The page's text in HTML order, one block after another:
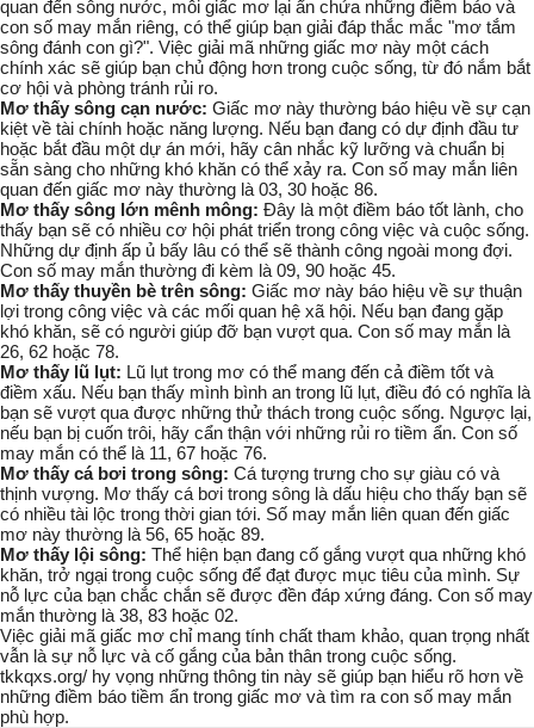
quan đến sông nước, mỗi giấc mơ lại ẩn chứa những điềm báo và
con số may mắn riêng, có thể giúp bạn giải đáp thắc mắc "mơ tắm
sông đánh con gì?". Việc giải mã những giấc mơ này một cách
chính xác sẽ giúp bạn chủ động hơn trong cuộc sống, từ đó nắm bắt
cơ hội và phòng tránh rủi ro.
Mơ thấy sông cạn nước: Giấc mơ này thường báo hiệu về sự cạn
kiệt về tài chính hoặc năng lượng. Nếu bạn đang có dự định đầu tư
hoặc bắt đầu một dự án mới, hãy cân nhắc kỹ lưỡng và chuẩn bị
sẵn sàng cho những khó khăn có thể xảy ra. Con số may mắn liên
quan đến giấc mơ này thường là 03, 30 hoặc 86.
Mơ thấy sông lớn mênh mông: Đây là một điềm báo tốt lành, cho
thấy bạn sẽ có nhiều cơ hội phát triển trong công việc và cuộc sống.
Những dự định ấp ủ bấy lâu có thể sẽ thành công ngoài mong đợi.
Con số may mắn thường đi kèm là 09, 90 hoặc 45.
Mơ thấy thuyền bè trên sông: Giấc mơ này báo hiệu về sự thuận
lợi trong công việc và các mối quan hệ xã hội. Nếu bạn đang gặp
khó khăn, sẽ có người giúp đỡ bạn vượt qua. Con số may mắn là
26, 62 hoặc 78.
Mơ thấy lũ lụt: Lũ lụt trong mơ có thể mang đến cả điềm tốt và
điềm xấu. Nếu bạn thấy mình bình an trong lũ lụt, điều đó có nghĩa là
bạn sẽ vượt qua được những thử thách trong cuộc sống. Ngược lại,
nếu bạn bị cuốn trôi, hãy cẩn thận với những rủi ro tiềm ẩn. Con số
may mắn có thể là 11, 67 hoặc 76.
Mơ thấy cá bơi trong sông: Cá tượng trưng cho sự giàu có và
thịnh vượng. Mơ thấy cá bơi trong sông là dấu hiệu cho thấy bạn sẽ
có nhiều tài lộc trong thời gian tới. Số may mắn liên quan đến giấc
mơ này thường là 56, 65 hoặc 89.
Mơ thấy lội sông: Thể hiện bạn đang cố gắng vượt qua những khó
khăn, trở ngại trong cuộc sống để đạt được mục tiêu của mình. Sự
nỗ lực của bạn chắc chắn sẽ được đền đáp xứng đáng. Con số may
mắn thường là 38, 83 hoặc 02.
Việc giải mã giấc mơ chỉ mang tính chất tham khảo, quan trọng nhất
vẫn là sự nỗ lực và cố gắng của bản thân trong cuộc sống.
tkkqxs.org/ hy vọng những thông tin này sẽ giúp bạn hiểu rõ hơn về
những điềm báo tiềm ẩn trong giấc mơ và tìm ra con số may mắn
phù hợp.